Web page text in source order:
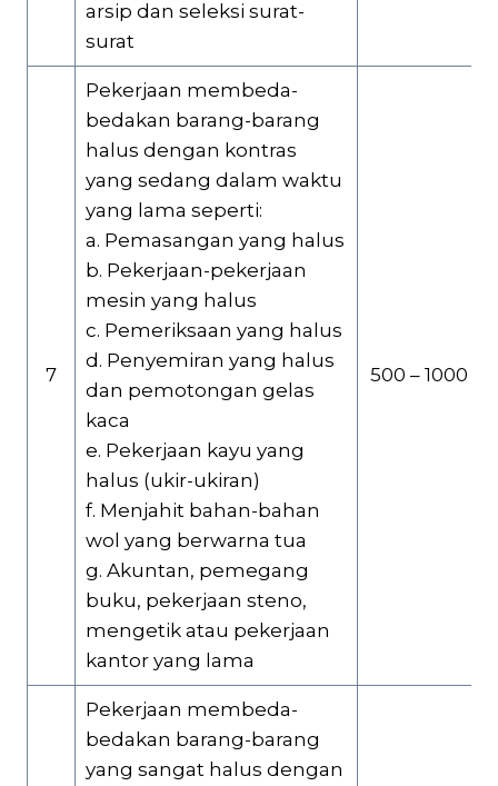
arsip dan seleksi surat-
surat
7
Pekerjaan membeda-
bedakan barang-barang
halus dengan kontras
yang sedang dalam waktu
yang lama seperti:
a. Pemasangan yang halus
b. Pekerjaan-pekerjaan
mesin yang halus
c. Pemeriksaan yang halus
d. Penyemiran yang halus
dan pemotongan gelas
kaca
e. Pekerjaan kayu yang
halus (ukir-ukiran)
f. Menjahit bahan-bahan
wol yang berwarna tua
g. Akuntan, pemegang
buku, pekerjaan steno,
mengetik atau pekerjaan
kantor yang lama
500 – 1000
Pekerjaan membeda-
bedakan barang-barang
yang sangat halus dengan